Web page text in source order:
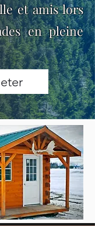
et amis lors
en pleine